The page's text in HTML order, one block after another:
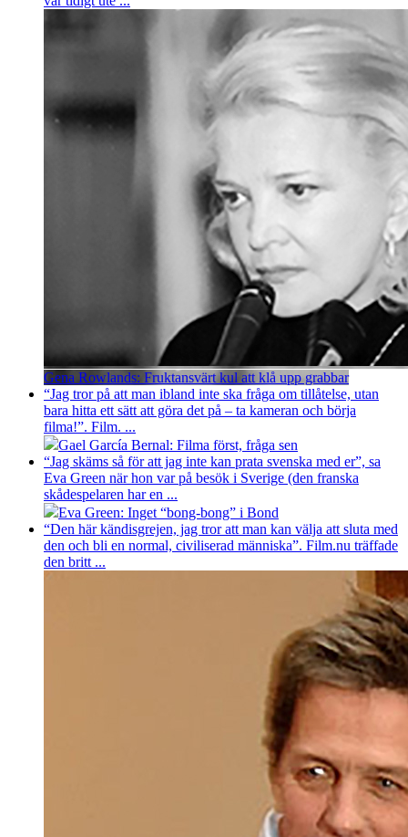
Gena Rowlands: Fruktansvärt kul att klå upp grabbar
“Jag tror på att man ibland inte ska fråga om tillåtelse, utan
bara hitta ett sätt att göra det på – ta kameran och börja
filma!”. Film. ...
Gael García Bernal: Filma först, fråga sen
“Jag skäms så för att jag inte kan prata svenska med er”, sa
Eva Green när hon var på besök i Sverige (den franska
skådespelaren har en ...
Eva Green: Inget “bong-bong” i Bond
“Den här kändisgrejen, jag tror att man kan välja att sluta med
den och bli en normal, civiliserad människa”. Film.nu träffade
den britt ...